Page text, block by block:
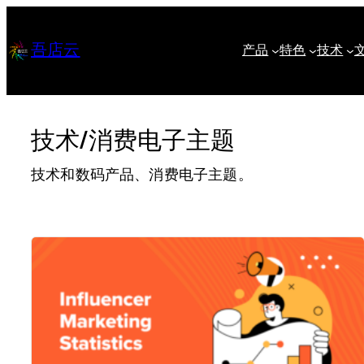
至
容
吾店云 产品 特色 技术
技术/消费电子主题
技术和数码产品、消费电子主题。